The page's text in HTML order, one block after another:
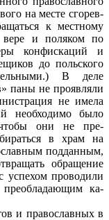
на месте сгорев­
к местному
и поляком по
конфискаций и
до польского
В деле
паны не прояв­ляли
не имела
необходимо было
они не пре­
в храм на
подданным,
об­ращение
успехом проводили
преобладающим ка­
и православных в